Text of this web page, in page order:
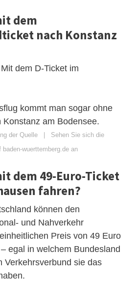
dem
nach Konstanz
dem D-Ticket im
kommt man sogar ohne
Konstanz am Bodensee.
der Quelle | Sehen Sie sich die
wuerttemberg.de an
dem 49-Euro-Ticket
fahren?
können den
und Nahverkehr
Preis von 49 Euro
egal in welchem Bundesland
Verkehrsverbund sie das